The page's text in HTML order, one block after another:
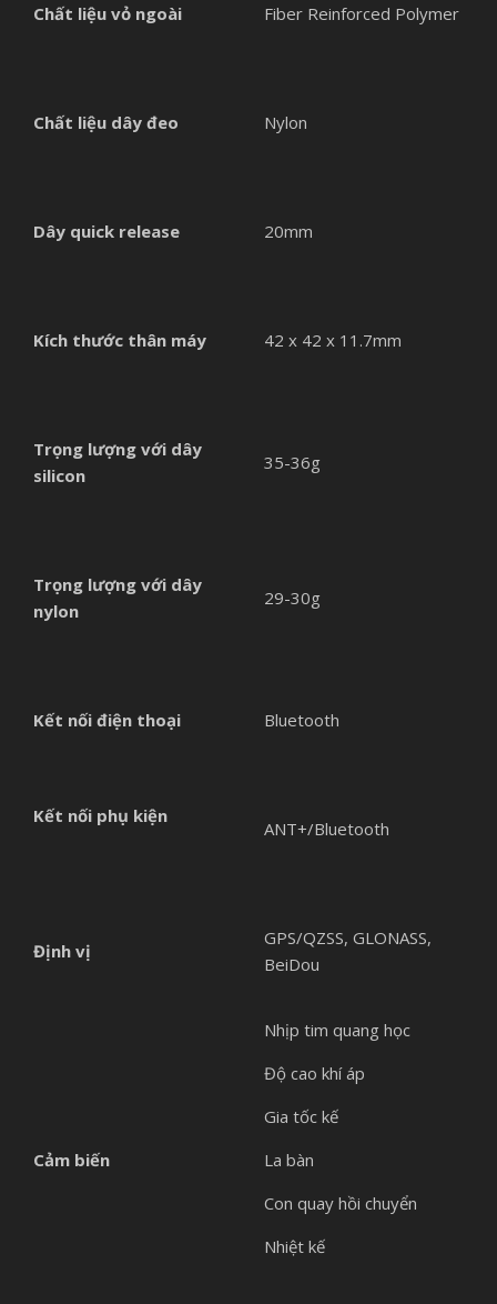
Chất liệu vỏ ngoài Fiber Reinforced Polymer
Chất liệu dây đeo Nylon
Dây quick release 20mm
Kích thước thân máy 42 x 42 x 11.7mm
Trọng lượng với dây
silicon
35-36g
Trọng lượng với dây
nylon
29-30g
Kết nối điện thoại Bluetooth
Kết nối phụ kiện
ANT+/Bluetooth
Định vị
GPS/QZSS, GLONASS,
BeiDou
Cảm biến
Nhịp tim quang học
Độ cao khí áp
Gia tốc kế
La bàn
Con quay hồi chuyển
Nhiệt kế